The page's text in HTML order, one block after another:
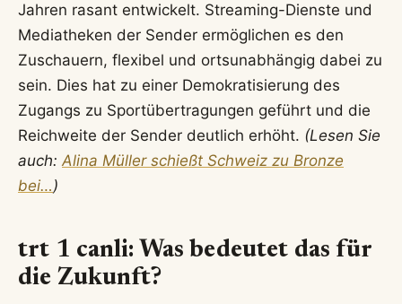
Jahren rasant entwickelt. Streaming-Dienste und
Mediatheken der Sender ermöglichen es den
Zuschauern, flexibel und ortsunabhängig dabei zu
sein. Dies hat zu einer Demokratisierung des
Zugangs zu Sportübertragungen geführt und die
Reichweite der Sender deutlich erhöht. (Lesen Sie
auch: Alina Müller schießt Schweiz zu Bronze
bei…)
trt 1 canli: Was bedeutet das für
die Zukunft?